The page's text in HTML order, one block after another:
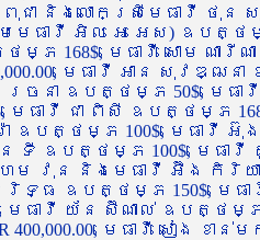
ម្ពុជា និងលោកស្រីមេធាវី
មេធាវី អិល អេ អេស) ឧប
168$, មេធាវី សោម ណារីណ
មេធាវី អាន សុវឌ្ឍនា
ចនា ឧបត្ថម្ភ 50$, មេធ
េធាវី ជា ពិសី ឧបត្ថម្ភ
ឧបត្ថម្ភ 100$, មេធាវី
ទី ឧបត្ថម្ភ 100$, មេធា
ម វុន និងមេធាវី អ៊ឹង កិរិយ
នរិទ្ធ ឧបត្ថម្ភ 150$, មេធ
េធាវី យ័ន ស៊ីណាល់ ឧបត្ថម្ភ
មេធាវី សៀង ខាន់មក